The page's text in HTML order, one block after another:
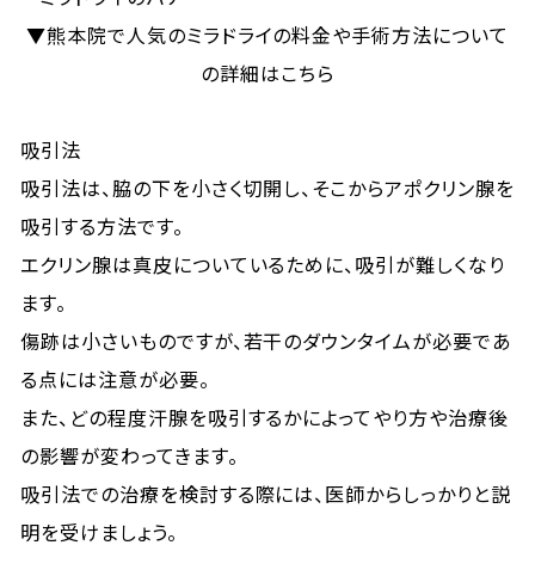
▼熊本院で人気のミラドライの料金や手術方法について
の詳細はこちら
吸引法
吸引法は、脇の下を小さく切開し、そこからアポクリン腺を
吸引する方法です。
エクリン腺は真皮についているために、吸引が難しくなり
ます。
傷跡は小さいものですが、若干のダウンタイムが必要であ
る点には注意が必要。
また、どの程度汗腺を吸引するかによってやり方や治療後
の影響が変わってきます。
吸引法での治療を検討する際には、医師からしっかりと説
明を受けましょう。